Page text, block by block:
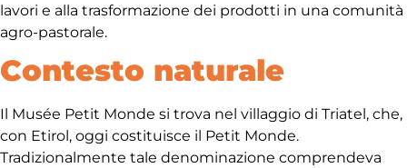
lavori e alla trasformazione dei prodotti in una comunità
agro-pastorale.
Contesto naturale
Il Musée Petit Monde si trova nel villaggio di Triatel, che,
con Etirol, oggi costituisce il Petit Monde.
Tradizionalmente tale denominazione comprendeva